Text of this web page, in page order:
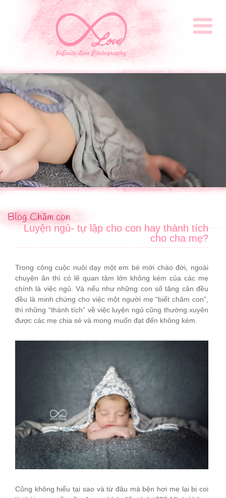
Blog Chăm con
Luyện ngủ- tự lập cho con hay thành tích
cho cha mẹ?
Trong công cuộc nuôi dạy một em bé mới chào đời, ngoài
chuyện ăn thì có lẽ quan tâm lớn không kém của các mẹ
chính là việc ngủ. Và nếu như những con số tăng cân đều
đều là minh chứng cho việc một người mẹ “biết chăm con”,
thì những “thành tích” về việc luyện ngủ cũng thường xuyên
được các mẹ chia sẻ và mong muốn đạt đến không kém.
Cũng không hiểu tại sao và từ đâu mà bện hơi mẹ lại bị coi